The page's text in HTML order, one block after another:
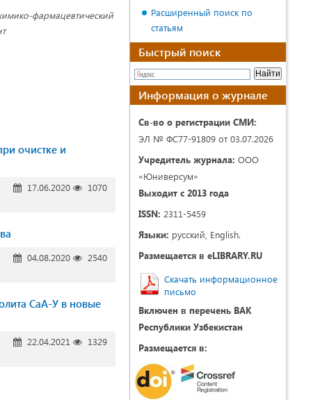
фармацевтический
очистке и
17.06.2020
1070
04.08.2020
2540
СаА-У в новые
22.04.2021
1329
Расширенный поиск по
статьям
Быстрый поиск
Информация о журнале
Св-во о регистрации СМИ:
ЭЛ № ФС77-91809 от 03.07.2026
Учредитель журнала: ООО
«Юниверсум»
Выходит с 2013 года
ISSN: 2311-5459
Языки: русский, English.
Размещается в eLIBRARY.RU
Скачать информационное
письмо
Включен в перечень ВАК
Республики Узбекистан
Размещается в: